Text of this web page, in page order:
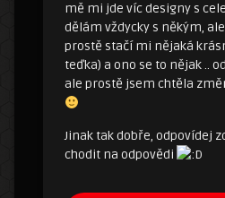
mě mi jde víc designy s
dělám vždycky s někým,
prostě stačí mi nějaká
teďka) a ono se to nějak ..
ale prostě jsem chtěla
Jinak tak dobře, odpovídej
chodit na odpovědi